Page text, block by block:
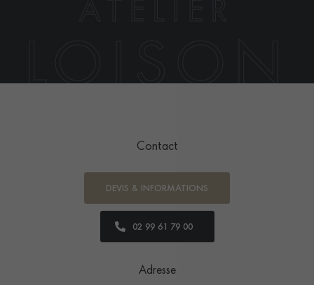
LOISON
Contact
DEVIS & INFORMATIONS
02 99 61 79 00
Adresse